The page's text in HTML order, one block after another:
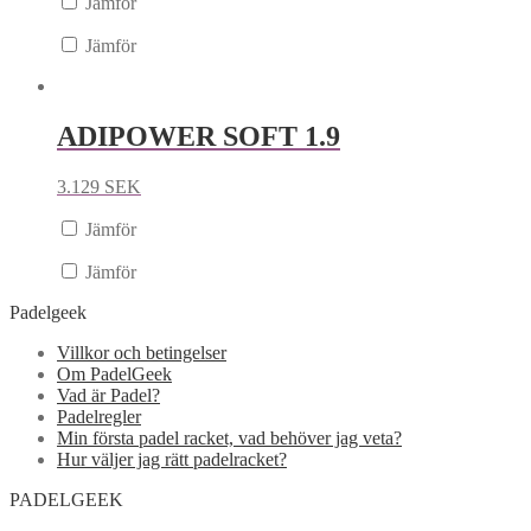
Jämför
ADIPOWER SOFT 1.9
3.129 SEK
Jämför
Jämför
Padelgeek
Villkor och betingelser
Om PadelGeek
Vad är Padel?
Padelregler
Min första padel racket, vad behöver jag veta?
Hur väljer jag rätt padelracket?
PADELGEEK